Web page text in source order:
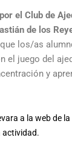
el Club de
de los
los/as
el juego del
y
a la web de
actividad.